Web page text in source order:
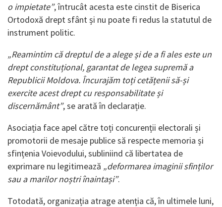
o impietate”, întrucât acesta este cinstit de Biserica
Ortodoxă drept sfânt și nu poate fi redus la statutul de
instrument politic.
„Reamintim că dreptul de a alege și de a fi ales este un
drept constituțional, garantat de legea supremă a
Republicii Moldova. Încurajăm toți cetățenii să-și
exercite acest drept cu responsabilitate și
discernământ”, se arată în declarație.
Asociația face apel către toți concurenții electorali și
promotorii de mesaje publice să respecte memoria și
sfințenia Voievodului, subliniind că libertatea de
exprimare nu legitimează „deformarea imaginii sfinților
sau a marilor noștri înaintași”.
Totodată, organizația atrage atenția că, în ultimele luni,